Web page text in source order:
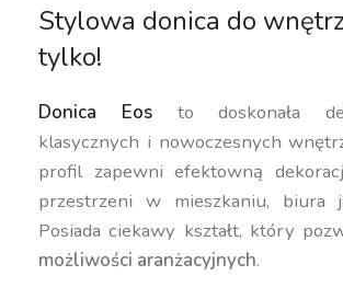
Stylowa donica do
tylko!
Donica Eos to doskonała
klasycznych i nowoczesnych
profil zapewni efektowną
przestrzeni w mieszkaniu, biura
Posiada ciekawy kształt, który
możliwości aranżacyjnych.